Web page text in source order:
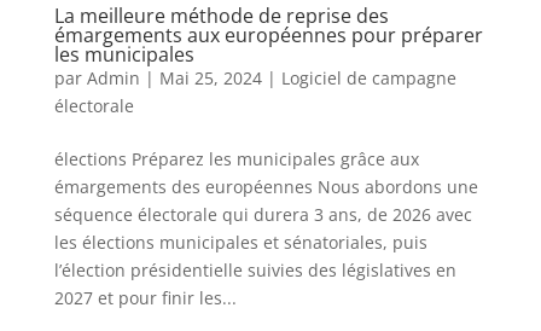
La meilleure méthode de reprise des
émargements aux européennes pour préparer
les municipales
par Admin | Mai 25, 2024| Logiciel de campagne
électorale
élections Préparez les municipales grâce aux
émargements des européennes Nous abordons une
séquence électorale qui durera 3 ans, de 2026 avec
les élections municipales et sénatoriales, puis
l’élection présidentielle suivies des législatives en
2027 et pour finir les...